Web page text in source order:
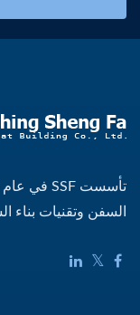
السفن وتقنيات بناء